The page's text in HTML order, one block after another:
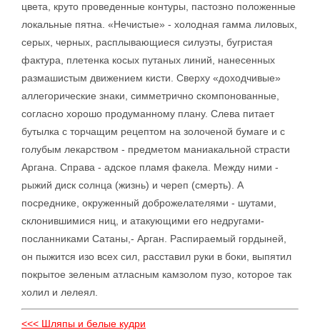
цвета, круто проведенные контуры, пастозно положенные
локальные пятна. «Нечистые» - холодная гамма лиловых,
серых, черных, расплывающиеся силуэты, бугристая
фактура, плетенка косых путаных линий, нанесенных
размашистым движением кисти. Сверху «доходчивые»
аллегорические знаки, симметрично скомпонованные,
согласно хорошо продуманному плану. Слева питает
бутылка с торчащим рецептом на золоченой бумаге и с
голубым лекарством - предметом маниакальной страсти
Аргана. Справа - адское пламя факела. Между ними -
рыжий диск солнца (жизнь) и череп (смерть). А
посреднике, окруженный доброжелателями - шутами,
склонившимися ниц, и атакующими его недругами-
посланниками Сатаны,- Арган. Распираемый гордыней,
он пыжится изо всех сил, расставил руки в боки, выпятил
покрытое зеленым атласным камзолом пузо, которое так
холил и лелеял.
<<< Шляпы и белые кудри